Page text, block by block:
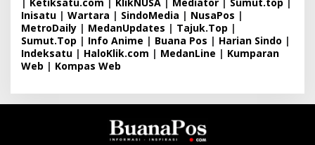
Inisatu | Wartara | SindoMedia | NusaPos |
MetroDaily | MedanUpdates | Tajuk.Top |
Sumut.Top | Info Anime | Buana Pos | Harian Sindo |
Indeksatu | HaloKlik.com | MedanLine | Kumparan
Web | Kompas Web